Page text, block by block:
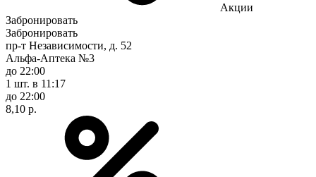
Акции
Забронировать
Забронировать
пр-т Независимости, д. 52
Альфа-Аптека №3
до 22:00
1 шт. в 11:17
до 22:00
8,10 р.